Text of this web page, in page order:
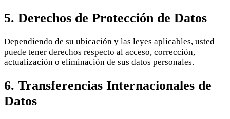
5. Derechos de Protección de Datos
Dependiendo de su ubicación y las leyes aplicables, usted
puede tener derechos respecto al acceso, corrección,
actualización o eliminación de sus datos personales.
6. Transferencias Internacionales de
Datos